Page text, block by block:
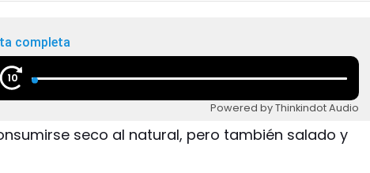
completa
10
Powered by Thinkindot Audio
seco al natural, pero también salado y